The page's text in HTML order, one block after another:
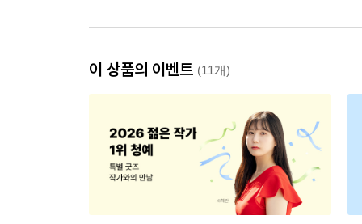
이 상품의 이벤트 (11개)